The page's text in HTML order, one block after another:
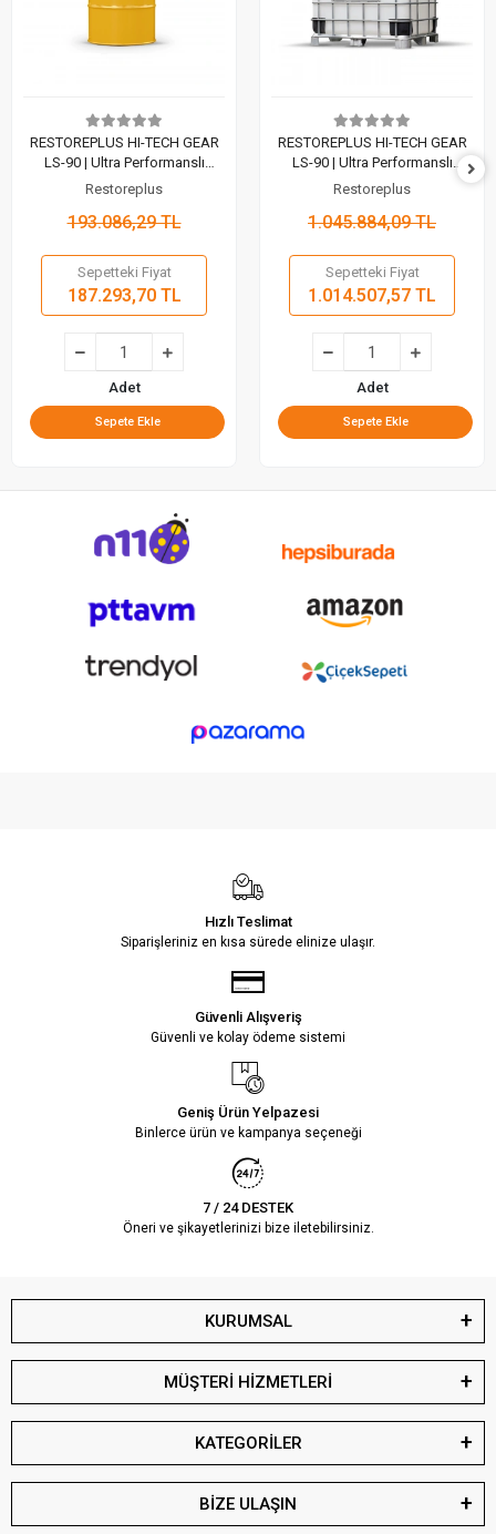
RESTOREPLUS HI-TECH GEAR
LS-90 | Ultra Performanslı
Otomotiv Dişli Yağları (200 Lt)
Restoreplus
193.086,29 TL
Sepetteki Fiyat
187.293,70 TL
Adet
Sepete Ekle
RESTOREPLUS HI-TECH GEAR
LS-90 | Ultra Performanslı
Otomotiv Dişli Yağları (1000 Lt)
Restoreplus
1.045.884,09 TL
Sepetteki Fiyat
1.014.507,57 TL
Adet
Sepete Ekle
Hızlı Teslimat
Siparişleriniz en kısa sürede elinize ulaşır.
Güvenli Alışveriş
Güvenli ve kolay ödeme sistemi
Geniş Ürün Yelpazesi
Binlerce ürün ve kampanya seçeneği
7 / 24 DESTEK
Öneri ve şikayetlerinizi bize iletebilirsiniz.
KURUMSAL
MÜŞTERİ HİZMETLERİ
KATEGORİLER
BİZE ULAŞIN